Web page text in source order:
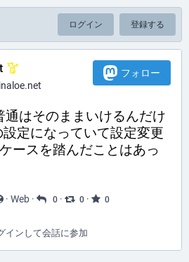
ログイン 登録する
フォロー
通はそのままいけるんだけ
設定になっていて設定変更
ースを踏んだことはあっ
· Web · 0 · 0 · 0
インして会話に参加